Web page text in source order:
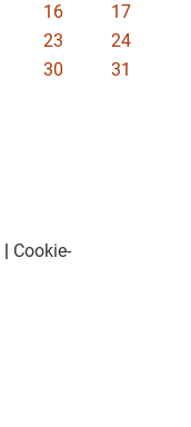
16
17
23
24
30
31
Cookie-